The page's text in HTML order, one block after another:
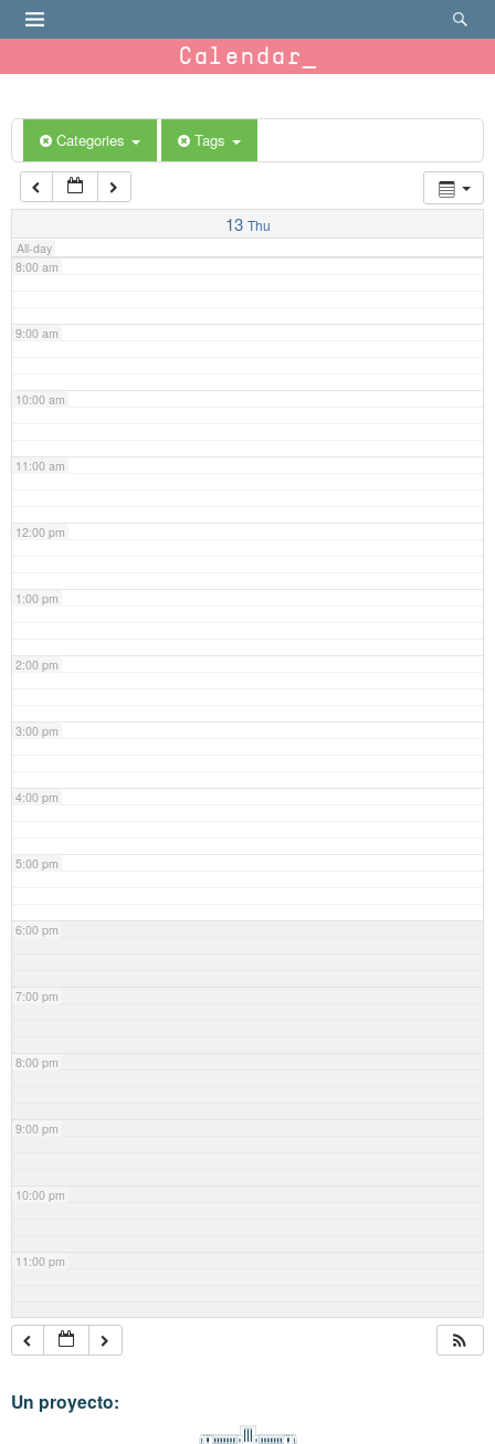
Calendar
Categories Tags
13 Thu
All-day
6:00 am
7:00 am
8:00 am
9:00 am
10:00 am
11:00 am
12:00 pm
1:00 pm
2:00 pm
3:00 pm
4:00 pm
5:00 pm
6:00 pm
7:00 pm
8:00 pm
9:00 pm
10:00 pm
11:00 pm
Un proyecto: